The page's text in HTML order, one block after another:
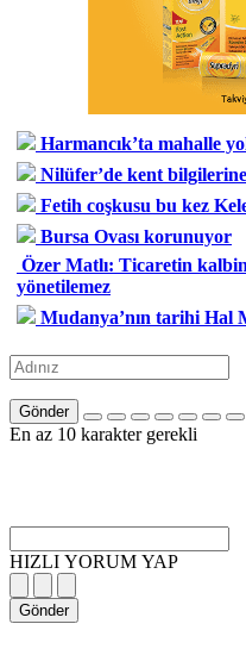
Harmancık’ta mahalle
Nilüfer’de kent
Fetih coşkusu bu kez
Bursa Ovası korunuyor
Özer Matlı: Ticaretin
yönetilemez
Mudanya’nın tarihi Hal
Gönder
En az 10 karakter gerekli
HIZLI YORUM YAP
Gönder